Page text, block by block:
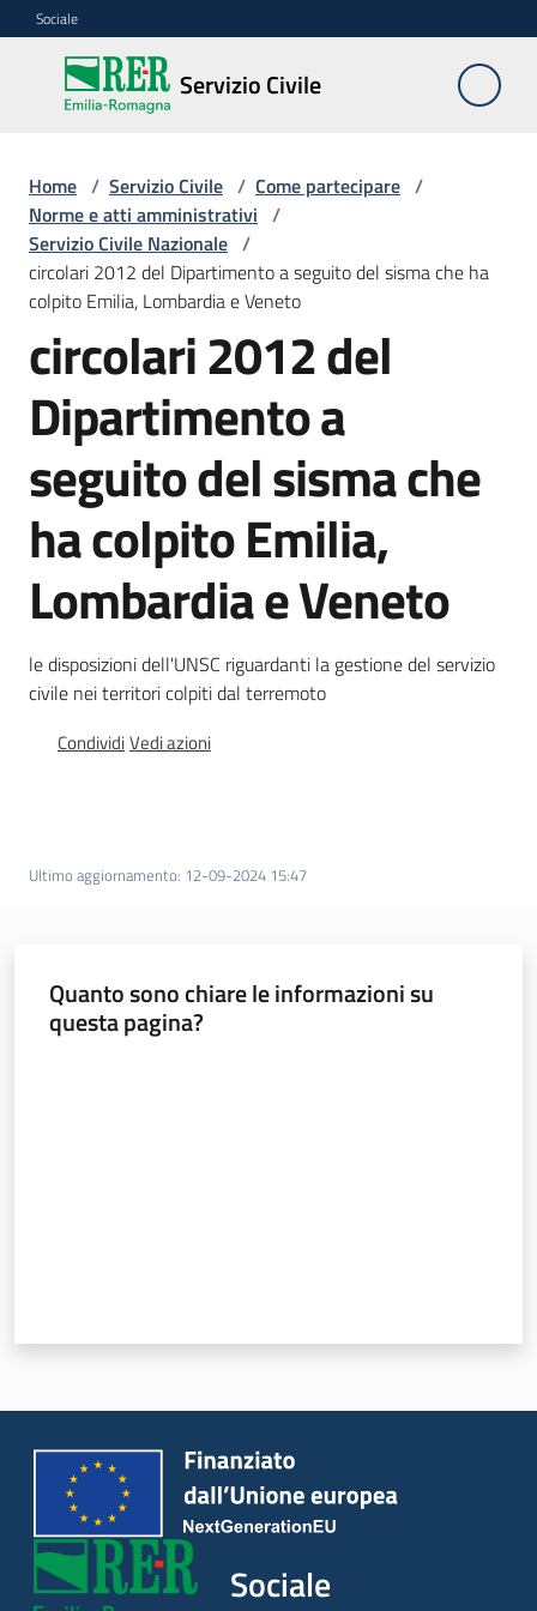
Vai al contenuto
Vai alla navigazione
Vai al footer
Sociale
Servizio Civile
Servizio
Civile
Cos'è
Come
partecipare
Menu selezionato
Bandi
nazionali
e
Elenco
regionale
Enti
SCR
Leggi Atti Bandi
Home / Servizio Civile / Come partecipare /
Norme e atti amministrativi /
Servizio Civile Nazionale /
circolari 2012 del Dipartimento a seguito del sisma che ha
colpito Emilia, Lombardia e Veneto
circolari 2012 del
Dipartimento a
seguito del sisma che
ha colpito Emilia,
Lombardia e Veneto
le disposizioni dell'UNSC riguardanti la gestione del servizio
civile nei territori colpiti dal terremoto
CondividiVedi azioni
Ultimo aggiornamento: 12-09-2024 15:47
Quanto sono chiare le informazioni su
questa pagina?
Sociale